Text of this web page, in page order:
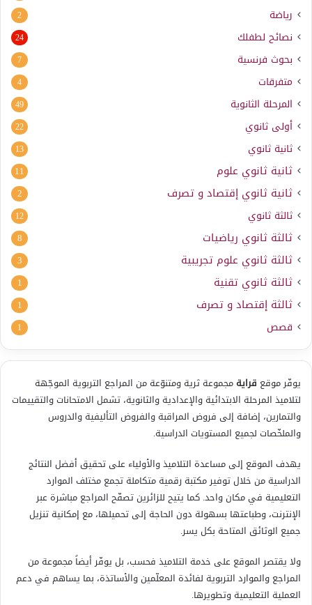
رياضة 2
نصائح لطفلك 24
بحوث فرنسية 7
متفرقات 4
المرحلة الثانوية 49
أولى ثانوي 22
ثانية ثانوي 13
ثانية ثانوي علوم 11
ثانية ثانوي إقتصاد و تصرف 2
ثالثة ثانوي 12
ثالثة ثانوي رياضيات 8
ثالثة ثانوي علوم تجريبية 3
ثالثة ثانوي تقنية 1
ثالثة إقتصاد و تصرف 1
قصص 1
يوفّر موقع قرايةمجموعة ثرية ومتنوّعة من المراجع التربوية الموجّهة
لتلاميذ المرحلة الابتدائية والإعدادية والثانوية، تشمل الامتحانات والتقييمات
والتمارين، إضافة إلى فروض المراقبة والفروض التأليفية والدروس
والملخّصات لجميع المستويات الدراسية.
يهدف الموقع إلى مساعدة التلاميذ والأولياء على تحقيق أفضل النتائج
الدراسية من خلال توفير مكتبة رقمية متكاملة تجمع مختلف الموارد
التعليمية في مكان واحد. كما يتيح للزائرين تصفّح المراجع مباشرة عبر
الإنترنت، وطباعتها بسهولة دون الحاجة إلى تحميلها، مع إمكانية تنزيل
جميع الوثائق المتاحة بكل يسر.
ولا يقتصر الموقع على خدمة التلاميذ فحسب، بل يوفّر أيضاً مجموعة من
المراجع والموارد التربوية لفائدة المعلّمين والأساتذة، بما يساهم في دعم
العملية التعليمية وتطويرها.